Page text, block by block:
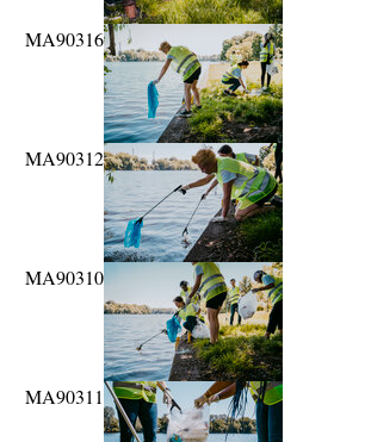
MA90316
MA90312
MA90310
MA90311